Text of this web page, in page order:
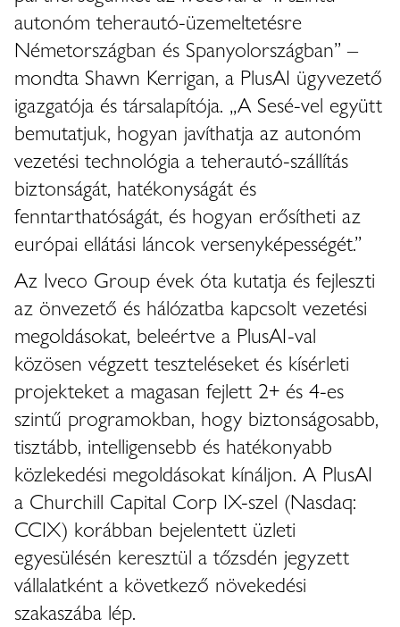
autonóm teherautó-üzemeltetésre
Németországban és Spanyolországban” –
mondta Shawn Kerrigan, a PlusAI ügyvezető
igazgatója és társalapítója. „A Sesé-vel együtt
bemutatjuk, hogyan javíthatja az autonóm
vezetési technológia a teherautó-szállítás
biztonságát, hatékonyságát és
fenntarthatóságát, és hogyan erősítheti az
európai ellátási láncok versenyképességét.”
Az Iveco Group évek óta kutatja és fejleszti
az önvezető és hálózatba kapcsolt vezetési
megoldásokat, beleértve a PlusAI-val
közösen végzett teszteléseket és kísérleti
projekteket a magasan fejlett 2+ és 4-es
szintű programokban, hogy biztonságosabb,
tisztább, intelligensebb és hatékonyabb
közlekedési megoldásokat kínáljon. A PlusAI
a Churchill Capital Corp IX-szel (Nasdaq:
CCIX) korábban bejelentett üzleti
egyesülésén keresztül a tőzsdén jegyzett
vállalatként a következő növekedési
szakaszába lép.